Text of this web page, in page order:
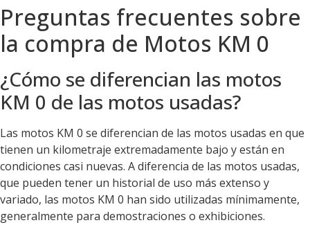
Preguntas frecuentes sobre
la compra de Motos KM 0
¿Cómo se diferencian las motos
KM 0 de las motos usadas?
Las motos KM 0 se diferencian de las motos usadas en que
tienen un kilometraje extremadamente bajo y están en
condiciones casi nuevas. A diferencia de las motos usadas,
que pueden tener un historial de uso más extenso y
variado, las motos KM 0 han sido utilizadas mínimamente,
generalmente para demostraciones o exhibiciones.